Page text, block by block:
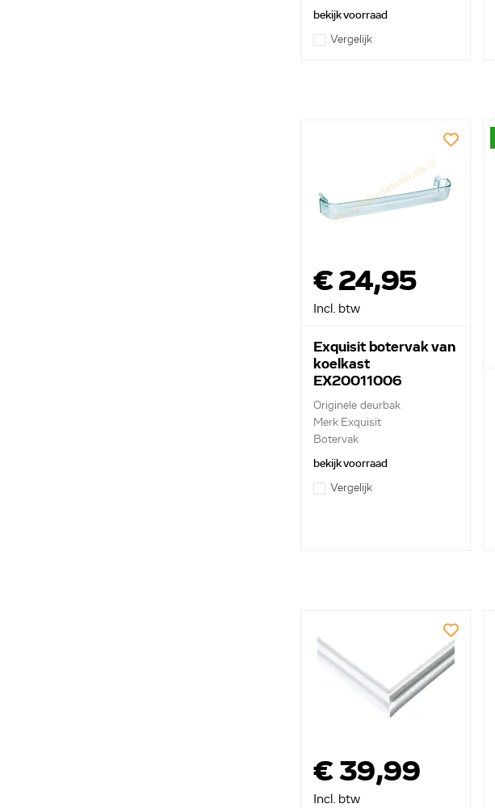
ijsblokjesba...
bekijk voorraad
Vergelijk
€ 24,95
Incl. btw
Exquisit botervak van
koelkast
EX20011006
Originele deurbak
Merk Exquisit
Botervak
bekijk voorraad
Vergelijk
€ 39,99
Incl. btw